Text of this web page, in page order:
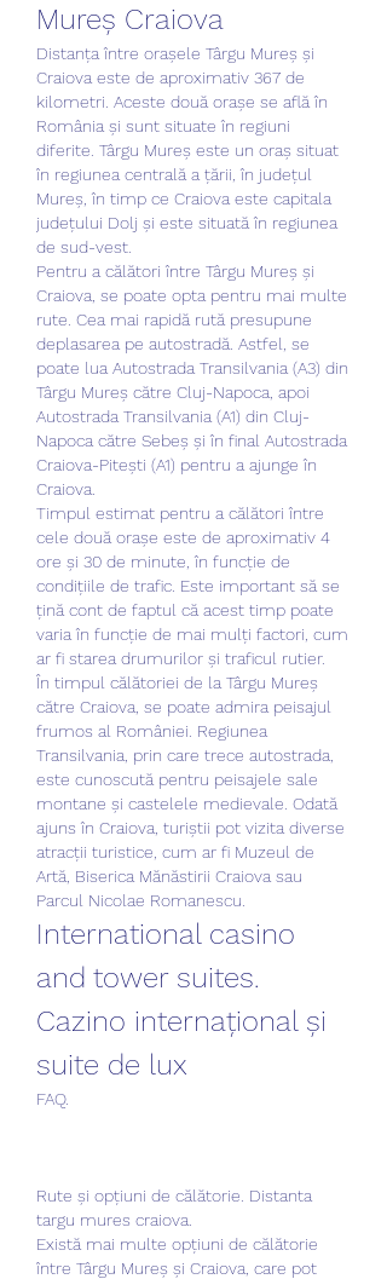
Mureș Craiova
Distanța între orașele Târgu Mureș și
Craiova este de aproximativ 367 de
kilometri. Aceste două orașe se află în
România și sunt situate în regiuni
diferite. Târgu Mureș este un oraș situat
în regiunea centrală a țării, în județul
Mureș, în timp ce Craiova este capitala
județului Dolj și este situată în regiunea
de sud-vest.
Pentru a călători între Târgu Mureș și
Craiova, se poate opta pentru mai multe
rute. Cea mai rapidă rută presupune
deplasarea pe autostradă. Astfel, se
poate lua Autostrada Transilvania (A3) din
Târgu Mureș către Cluj-Napoca, apoi
Autostrada Transilvania (A1) din Cluj-
Napoca către Sebeș și în final Autostrada
Craiova-Pitești (A1) pentru a ajunge în
Craiova.
Timpul estimat pentru a călători între
cele două orașe este de aproximativ 4
ore și 30 de minute, în funcție de
condițiile de trafic. Este important să se
țină cont de faptul că acest timp poate
varia în funcție de mai mulți factori, cum
ar fi starea drumurilor și traficul rutier.
În timpul călătoriei de la Târgu Mureș
către Craiova, se poate admira peisajul
frumos al României. Regiunea
Transilvania, prin care trece autostrada,
este cunoscută pentru peisajele sale
montane și castelele medievale. Odată
ajuns în Craiova, turiștii pot vizita diverse
atracții turistice, cum ar fi Muzeul de
Artă, Biserica Mănăstirii Craiova sau
Parcul Nicolae Romanescu.
International casino
and tower suites.
Cazino internațional și
suite de lux
FAQ.
Rute și opțiuni de călătorie. Distanta
targu mures craiova.
Există mai multe opțiuni de călătorie
între Târgu Mureș și Craiova, care pot